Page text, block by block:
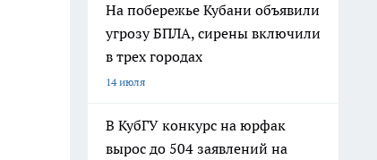
На побережье Кубани объявили
угрозу БПЛА, сирены включили
в трех городах
14 июля
В КубГУ конкурс на юрфак
вырос до 504 заявлений на